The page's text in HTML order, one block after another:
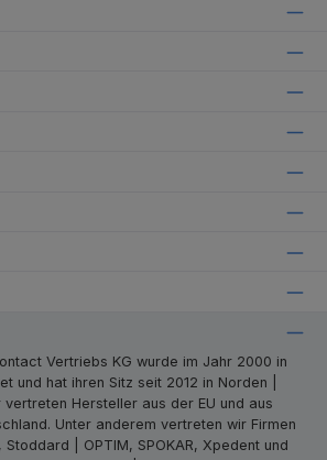
Vertriebs KG wurde im Jahr 2000 in
und hat ihren Sitz seit 2012 in Norden |
Hersteller aus der EU und aus
Unter anderem vertreten wir Firmen
| OPTIM, SPOKAR, Xpedent und